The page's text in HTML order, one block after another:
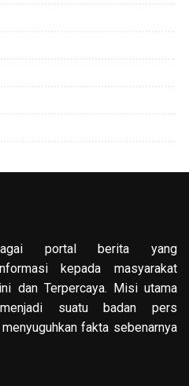
portal berita yang
kepada masyarakat
dan Terpercaya. Misi utama
suatu badan pers
fakta sebenarnya